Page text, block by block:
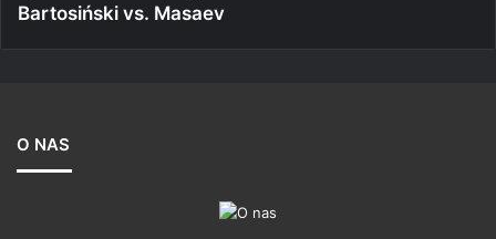
Bartosiński vs. Masaev
O NAS